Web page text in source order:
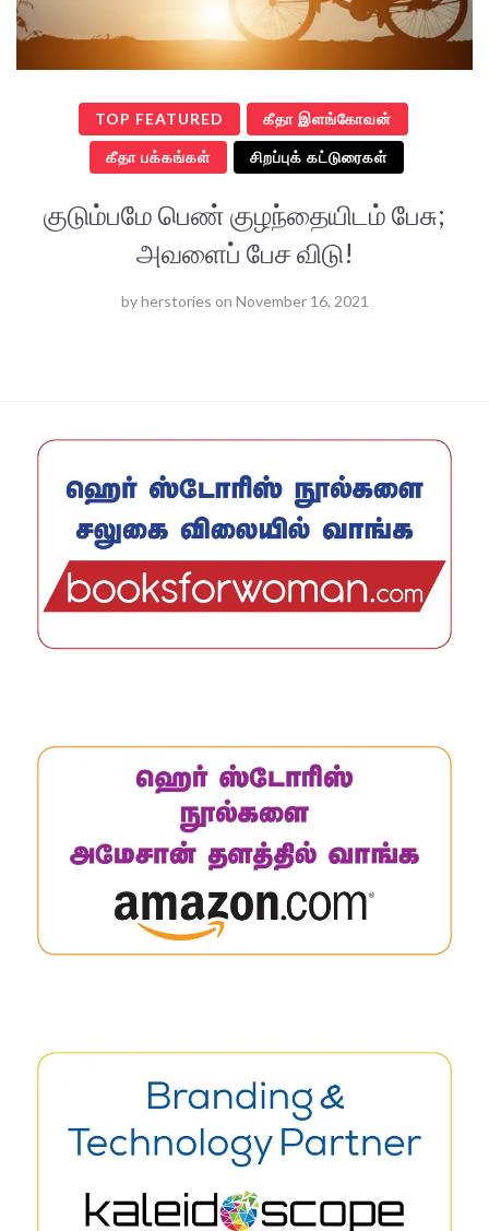
TOP FEATURED கீதா இளங்கோவன்
கீதா பக்கங்கள் சிறப்புக் கட்டுரைகள்
குடும்பமே பெண் குழந்தையிடம் பேசு;
அவளைப் பேச விடு!
byherstories on November 16, 2021